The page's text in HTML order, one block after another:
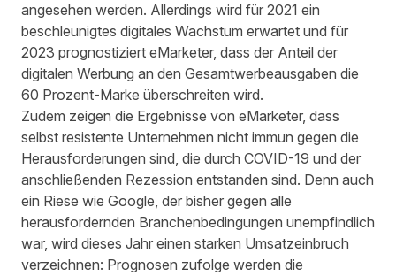
angesehen werden. Allerdings wird für 2021 ein
beschleunigtes digitales Wachstum erwartet und für
2023 prognostiziert eMarketer, dass der Anteil der
digitalen Werbung an den Gesamtwerbeausgaben die
60 Prozent-Marke überschreiten wird.
Zudem zeigen die Ergebnisse von eMarketer, dass
selbst resistente Unternehmen nicht immun gegen die
Herausforderungen sind, die durch COVID-19 und der
anschließenden Rezession entstanden sind. Denn auch
ein Riese wie Google, der bisher gegen alle
herausfordernden Branchenbedingungen unempfindlich
war, wird dieses Jahr einen starken Umsatzeinbruch
verzeichnen: Prognosen zufolge werden die